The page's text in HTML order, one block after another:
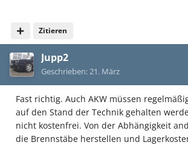
Zitieren
Jupp2
Geschrieben: 21. März
Fast richtig. Auch AKW müssen
auf den Stand der Technik gehalten
nicht kostenfrei. Von der Abhängigkeit
die Brennstäbe herstellen und